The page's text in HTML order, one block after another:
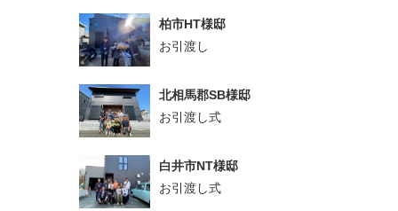
柏市HT様邸
お引渡し
北相馬郡SB様邸
お引渡し式
白井市NT様邸
お引渡し式